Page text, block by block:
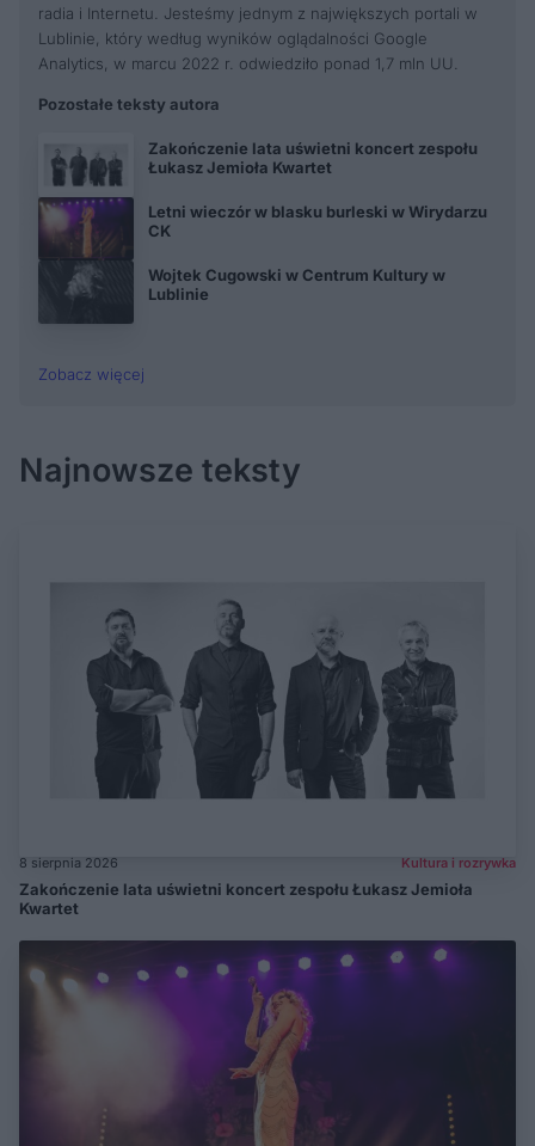
radia i Internetu. Jesteśmy jednym z największych portali w
Lublinie, który według wyników oglądalności Google
Analytics, w marcu 2022 r. odwiedziło ponad 1,7 mln UU.
Pozostałe teksty autora
Zakończenie lata uświetni koncert zespołu
Łukasz Jemioła Kwartet
Letni wieczór w blasku burleski w Wirydarzu
CK
Wojtek Cugowski w Centrum Kultury w
Lublinie
Zobacz więcej
Najnowsze teksty
8 sierpnia 2026 Kultura i rozrywka
Zakończenie lata uświetni koncert zespołu Łukasz Jemioła
Kwartet